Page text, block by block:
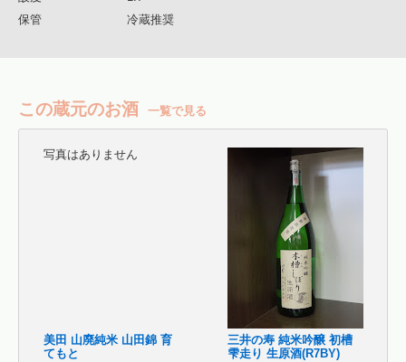
保管
冷蔵推奨
この蔵元のお酒 一覧で見る
写真はありません
美田 山廃純米 山田錦 育
てもと
三井の寿 純米吟醸 初槽
雫走り 生原酒(R7BY)